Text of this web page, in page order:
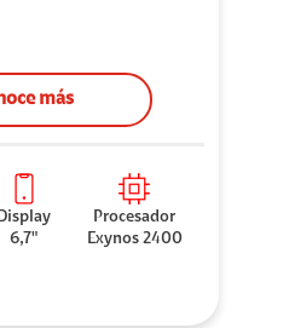
más
6,7"
Procesador
Exynos 2400